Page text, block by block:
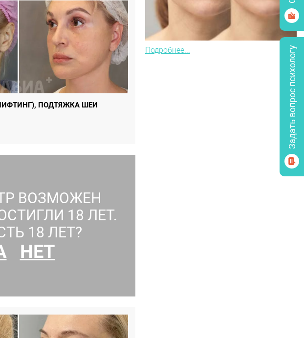
ПОДТЯЖКА ШЕИ
ВОЗМОЖЕН
18 ЛЕТ.
18 ЛЕТ?
НЕТ
Подробнее... Задать вопрос психологу